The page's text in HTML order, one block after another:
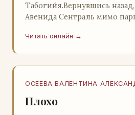
Табогийя.Вернувшись
Авенида Сентраль мимо
отель…
Читать онлайн →
ОСЕЕВА ВАЛЕНТИНА
Плохо